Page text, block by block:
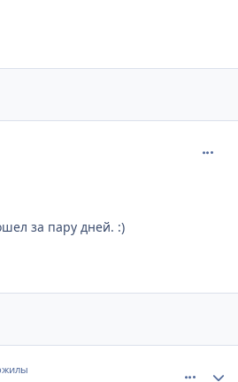
за пару дней. :)